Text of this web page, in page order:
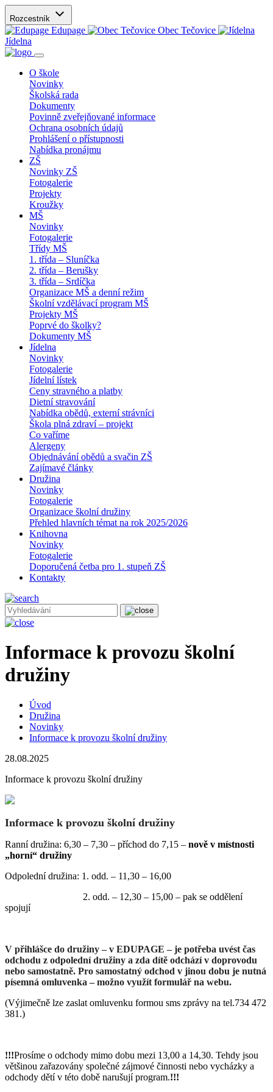
Rozcestník
Edupage
Obec Tečovice
Jídelna
O škole
Novinky
Školská rada
Dokumenty
Povinně zveřejňované informace
Ochrana osobních údajů
Prohlášení o přístupnosti
Nabídka pronájmu
ZŠ
Novinky ZŠ
Fotogalerie
Projekty
Kroužky
MŠ
Novinky
Fotogalerie
Třídy MŠ
1. třída – Sluníčka
2. třída – Berušky
3. třída – Srdíčka
Organizace MŠ a denní režim
Školní vzdělávací program MŠ
Projekty MŠ
Poprvé do školky?
Dokumenty MŠ
Jídelna
Novinky
Fotogalerie
Jídelní lístek
Ceny stravného a platby
Dietní stravování
Nabídka obědů, externí strávníci
Škola plná zdraví – projekt
Co vaříme
Alergeny
Objednávání obědů a svačin ZŠ
Zajímavé články
Družina
Novinky
Fotogalerie
Organizace školní družiny
Přehled hlavních témat na rok 2025/2026
Knihovna
Novinky
Fotogalerie
Doporučená četba pro 1. stupeň ZŠ
Kontakty
Informace k provozu školní
družiny
Úvod
Družina
Novinky
Informace k provozu školní družiny
28.08.2025
Informace k provozu školní družiny
Informace k provozu školní družiny
Ranní družina: 6,30 – 7,30 – příchod do 7,15 – nově v místnosti
„horní“ družiny
Odpolední družina: 1. odd. – 11,30 – 16,00
2. odd. – 12,30 – 15,00 – pak se oddělení
spojují
V přihlášce do družiny – v EDUPAGE – je potřeba uvést čas
odchodu z odpolední družiny a zda dítě odchází v doprovodu
nebo samostatně. Pro samostatný odchod v jinou dobu je nutná
písemná omluvenka – možno využít formulář na webu.
(Výjimečně lze zaslat omluvenku formou sms zprávy na tel.734 472
381.)
!!!Prosíme o odchody mimo dobu mezi 13,00 a 14,30. Tehdy jsou
většinou zařazovány společné zájmové činnosti nebo vycházky a
odchody dětí v této době narušují program.!!!